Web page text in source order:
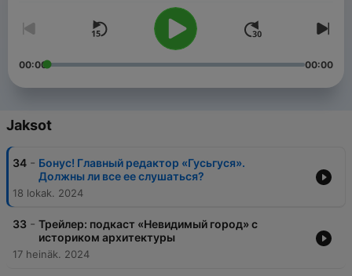
00:00 00:00
Jaksot
34 - Бонус! Главный редактор «Гусьгуся».
Должны ли все ее слушаться?
18 lokak. 2024
33 - Трейлер: подкаст «Невидимый город» с
историком архитектуры
17 heinäk. 2024